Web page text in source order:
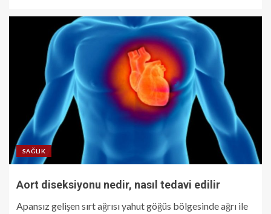
SAĞLIK
Aort diseksiyonu nedir, nasıl tedavi edilir
Apansız gelişen sırt ağrısı yahut göğüs bölgesinde ağrı ile